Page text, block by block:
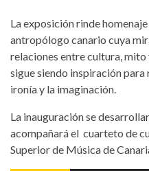
La exposición rinde homenaje
antropólogo canario cuya
relaciones entre cultura, mito
sigue siendo inspiración para
ironía y la imaginación.
La inauguración se
acompañará el cuarteto de
Superior de Música de